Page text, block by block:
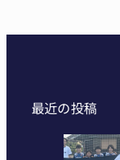
最近の投稿